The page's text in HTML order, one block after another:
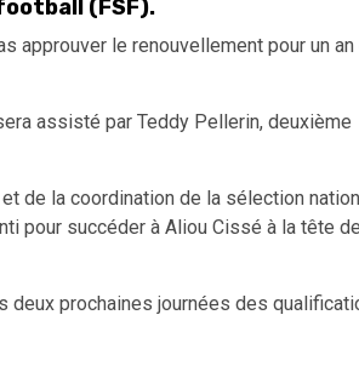
(FSF).
approuver le renouvellement pour un an
assisté par Teddy Pellerin, deuxième
de la coordination de la sélection
pour succéder à Aliou Cissé à la tête de
deux prochaines journées des